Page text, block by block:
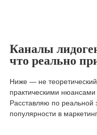
Каналы
что реально
Ниже — не
практическими
Расставляю по
популярности в